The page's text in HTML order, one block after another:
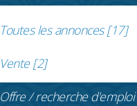
Toutes les annonces[17]
Vente[2]
Offre / recherche d'emploi